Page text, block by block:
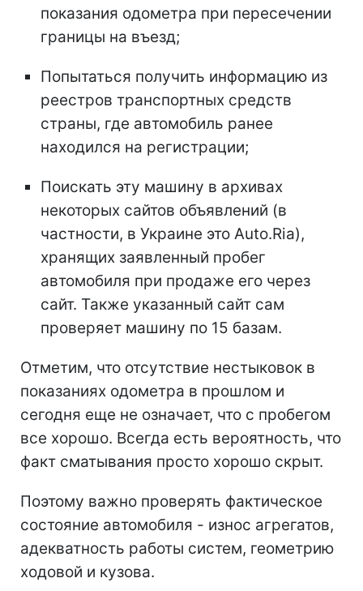
показания одометра при пересечении
границы на въезд;
Попытаться получить информацию из
реестров транспортных средств
страны, где автомобиль ранее
находился на регистрации;
Поискать эту машину в архивах
некоторых сайтов объявлений (в
частности, в Украине это Auto.Ria),
хранящих заявленный пробег
автомобиля при продаже его через
сайт. Также указанный сайт сам
проверяет машину по 15 базам.
Отметим, что отсутствие нестыковок в
показаниях одометра в прошлом и
сегодня еще не означает, что с пробегом
все хорошо. Всегда есть вероятность, что
факт сматывания просто хорошо скрыт.
Поэтому важно проверять фактическое
состояние автомобиля - износ агрегатов,
адекватность работы систем, геометрию
ходовой и кузова.